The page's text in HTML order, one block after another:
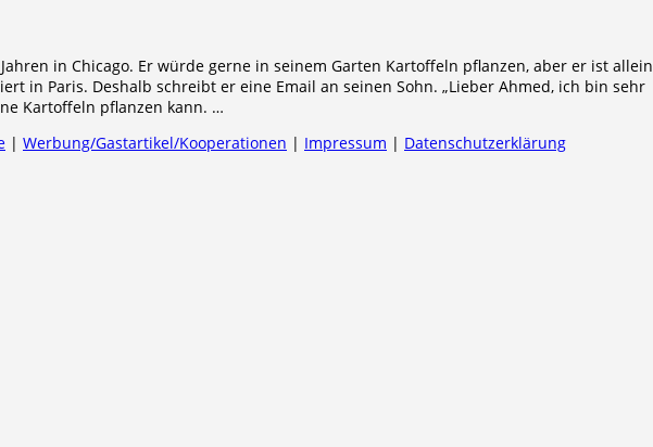
in Chicago. Er würde gerne in seinem Garten Kartoffeln pflanzen, aber er ist allein
in Paris. Deshalb schreibt er eine Email an seinen Sohn. „Lieber Ahmed, ich bin sehr
Kartoffeln pflanzen kann. …
| Werbung/Gastartikel/Kooperationen | Impressum | Datenschutzerklärung